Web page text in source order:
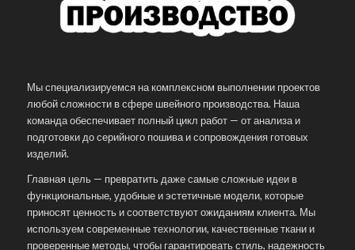
Мы специализируемся на комплексном выполнении проектов
любой сложности в сфере швейного производства. Наша
команда обеспечивает полный цикл работ — от анализа и
подготовки до серийного пошива и сопровождения готовых
изделий.
Главная цель — превратить даже самые сложные идеи в
функциональные, удобные и эстетичные модели, которые
приносят ценность и соответствуют ожиданиям клиента. Мы
используем современные технологии, качественные ткани и
проверенные методы, чтобы гарантировать стиль, надежность